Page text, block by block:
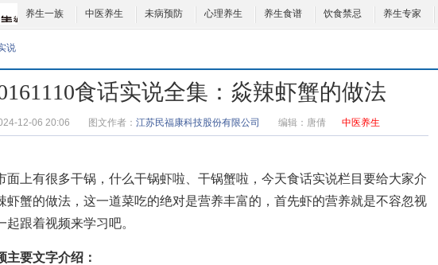
养生一族 中医养生 未病预防 心理养生 养生食谱 饮食禁忌 养生专家
说
食话实说全集：焱辣虾蟹的做法
12-06 20:06 图文作者： 江苏民福康科技股份有限公司 编辑： 唐倩 中医养生
有很多干锅，什么干锅虾啦、干锅蟹啦，今天食话实说栏目要给大家介
虾蟹的做法 ，这一道菜吃的绝对是营养丰富的，首先虾的营养就是不容忽视
起跟着视频来学习吧。
要文字介绍：